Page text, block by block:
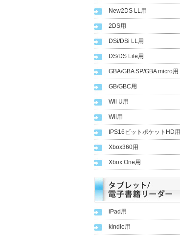
New2DS LL用
2DS用
DSi/DSi LL用
DS/DS Lite用
GBA/GBA SP/GBA micro用
GB/GBC用
Wii U用
Wii用
IPS16ビットポケットHD用
Xbox360用
Xbox One用
iPad用
kindle用